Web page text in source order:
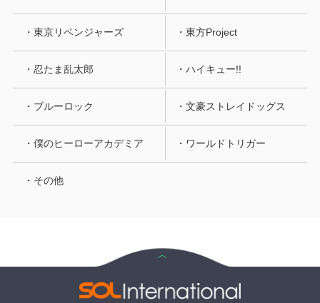
・東京リベンジャーズ ・東方Project
・忍たま乱太郎 ・ハイキュー!!
・ブルーロック ・文豪ストレイドッグス
・僕のヒーローアカデミア ・ワールドトリガー
・その他